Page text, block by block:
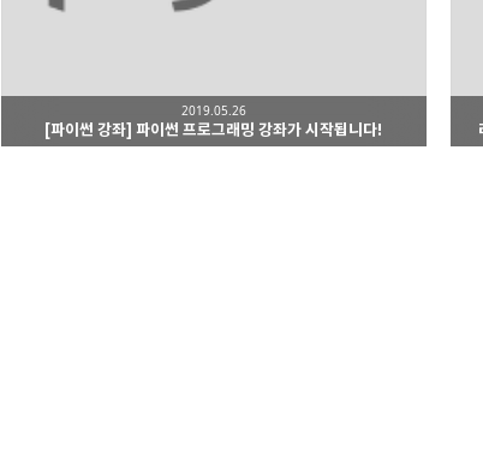
[파이썬 강좌] 파이썬 프로그래밍 강좌가 시작됩니다!
2019.05.26